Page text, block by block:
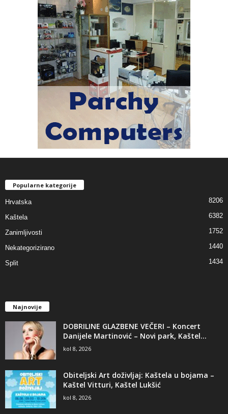
Popularne kategorije
Hrvatska 8206
Kaštela 6382
Zanimljivosti 1752
Nekategorizirano 1440
Split 1434
Najnovije
DOBRILINE GLAZBENE VEČERI – Koncert
Danijele Martinović – Novi park, Kaštel...
kol 8, 2026
Obiteljski Art doživljaj: Kaštela u bojama –
Kaštel Vitturi, Kaštel Lukšić
kol 8, 2026